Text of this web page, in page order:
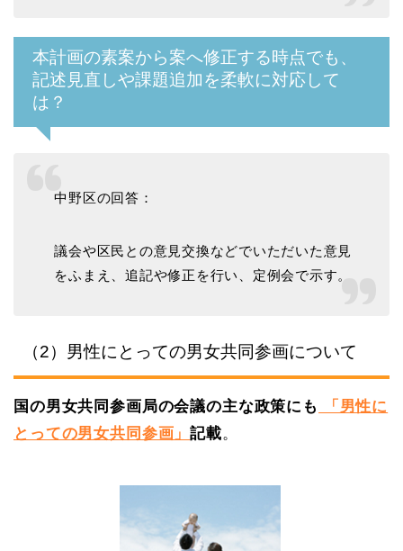
本計画の素案から案へ修正する時点でも、
記述見直しや課題追加を柔軟に対応して
は？
中野区の回答：
議会や区民との意見交換などでいただいた意見
をふまえ、追記や修正を行い、定例会で示す。
（2）男性にとっての男女共同参画について
国の男女共同参画局の会議の主な政策にも
「男性に
とっての男女共同参画」記載。